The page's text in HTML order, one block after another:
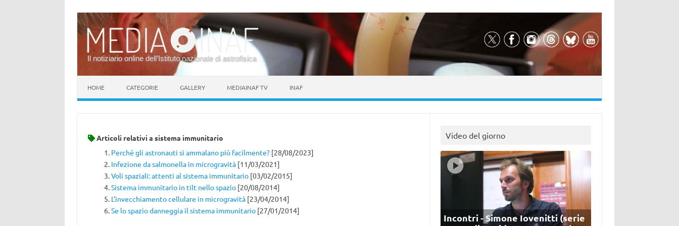
Il notiziario online dell’Istituto nazionale di astrofisica
HOME CATEGORIE GALLERY MEDIAINAF TV INAF
Articoli relativi a sistema immunitario
Perché gli astronauti si ammalano più facilmente?[28/08/2023]
Infezione da salmonella in microgravità[11/03/2021]
Voli spaziali: attenti al sistema immunitario[03/02/2015]
Sistema immunitario in tilt nello spazio[20/08/2014]
L’invecchiamento cellulare in microgravità[23/04/2014]
Se lo spazio danneggia il sistema immunitario[27/01/2014]
Video del giorno
Incontri - Simone Iovenitti (serie